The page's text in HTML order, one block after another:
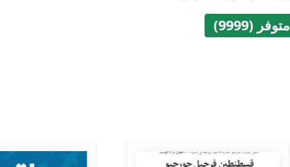
متوفر (9999)